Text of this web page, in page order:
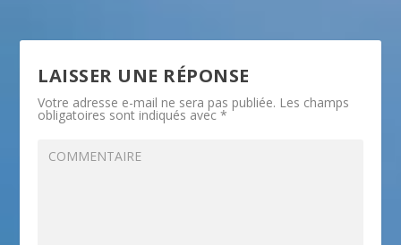
LAISSER UNE RÉPONSE
Votre adresse e-mail ne sera pas publiée. Les champs
obligatoires sont indiqués avec*